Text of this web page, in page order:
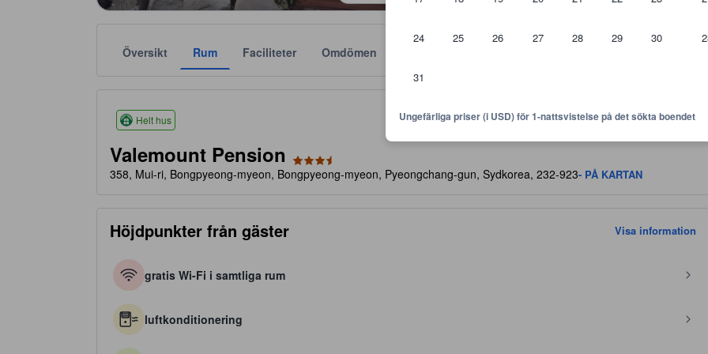
24 25 26 27 28 29 30
31
Ungefärliga priser (i USD) för 1-nattsvistelse på det sökta boendet
Översikt Rum Faciliteter Omdömen
Helt hus
Valemount Pension
358, Mui-ri, Bongpyeong-myeon, Bongpyeong-myeon, Pyeongchang-gun, Sydkorea, 232-923- PÅ KARTAN
Höjdpunkter från gäster Visa information
gratis Wi-Fi i samtliga rum
luftkonditionering